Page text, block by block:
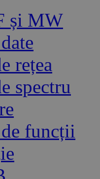
și MW
rețea
spectru
funcții